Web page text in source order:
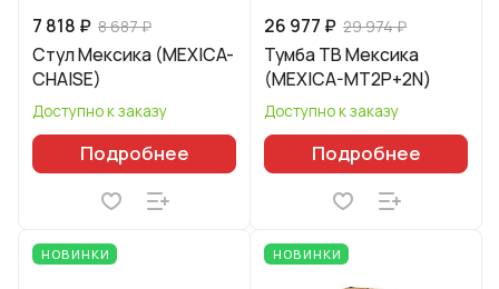
7 818 ₽ 8 687 ₽
Стул Мексика (MEXICA-
CHAISE)
Доступно к заказу
Подробнее
26 977 ₽ 29 974 ₽
Тумба ТВ Мексика
(MEXICA-MT2P+2N)
Доступно к заказу
Подробнее
НОВИНКИ НОВИНКИ